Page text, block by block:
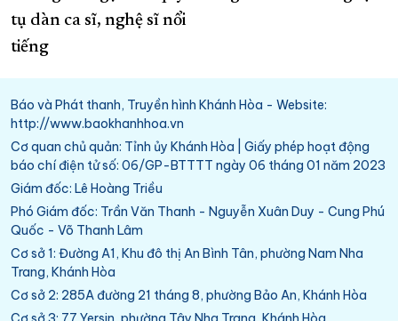
tụ dàn ca sĩ, nghệ sĩ nổi
tiếng
Báo và Phát thanh, Truyền hình Khánh Hòa - Website:
http://www.baokhanhhoa.vn
Cơ quan chủ quản: Tỉnh ủy Khánh Hòa | Giấy phép hoạt động
báo chí điện tử số: 06/GP-BTTTT ngày 06 tháng 01 năm 2023
Giám đốc: Lê Hoàng Triều
Phó Giám đốc: Trần Văn Thanh - Nguyễn Xuân Duy - Cung Phú
Quốc - Võ Thanh Lâm
Cơ sở 1: Đường A1, Khu đô thị An Bình Tân, phường Nam Nha
Trang, Khánh Hòa
Cơ sở 2: 285A đường 21 tháng 8, phường Bảo An, Khánh Hòa